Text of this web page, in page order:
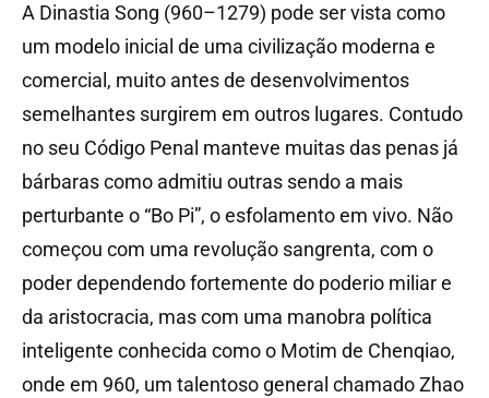
A Dinastia Song (960–1279) pode ser vista como
um modelo inicial de uma civilização moderna e
comercial, muito antes de desenvolvimentos
semelhantes surgirem em outros lugares. Contudo
no seu Código Penal manteve muitas das penas já
bárbaras como admitiu outras sendo a mais
perturbante o “Bo Pi”, o esfolamento em vivo. Não
começou com uma revolução sangrenta, com o
poder dependendo fortemente do poderio miliar e
da aristocracia, mas com uma manobra política
inteligente conhecida como o Motim de Chenqiao,
onde em 960, um talentoso general chamado Zhao